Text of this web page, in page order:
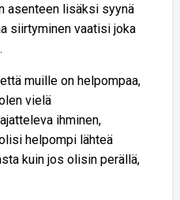
asenteen lisäksi syynä
siirtyminen vaatisi joka
muille on helpompaa,
vielä
ihminen,
helpompi lähteä
kuin jos olisin perällä,